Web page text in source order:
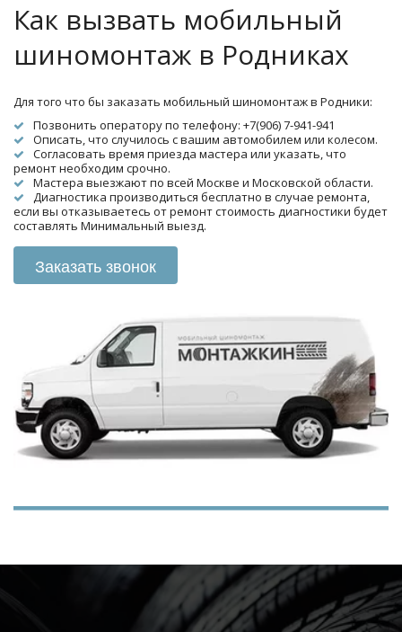
Как вызвать мобильный
шиномонтаж в Родниках
Для того что бы заказать мобильный шиномонтаж в Родники:
Позвонить оператору по телефону: +7(906) 7-941-941
Описать, что случилось с вашим автомобилем или колесом.
Согласовать время приезда мастера или указать, что
ремонт необходим срочно.
Мастера выезжают по всей Москве и Московской области.
Диагностика производиться бесплатно в случае ремонта,
если вы отказываетесь от ремонт стоимость диагностики будет
составлять Минимальный выезд.
Заказать звонок